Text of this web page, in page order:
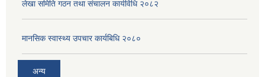
लेखा समिति गठन तथा संचालन कार्यविधि २०८२
मानसिक स्वास्थ्य उपचार कार्यबिधि २०८०
अन्य